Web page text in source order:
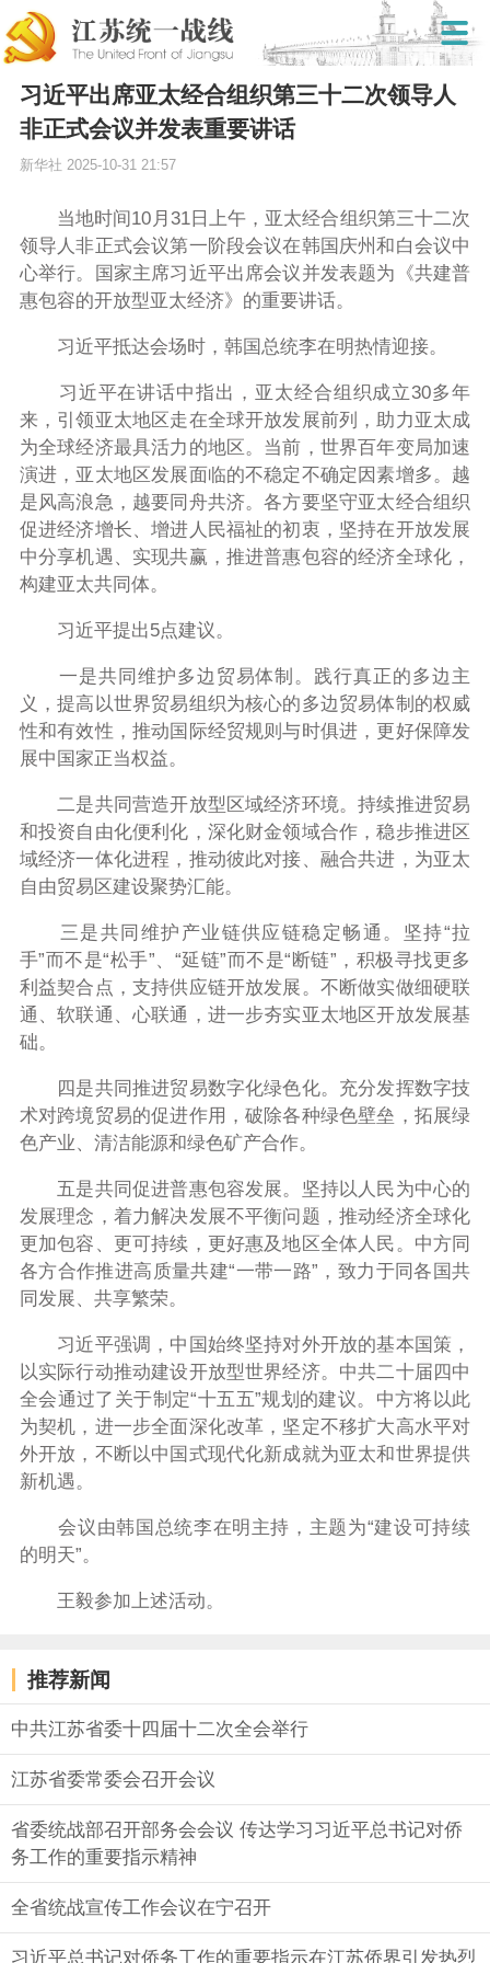
习近平出席亚太经合组织第三十二次领导人
非正式会议并发表重要讲话
新华社 2025-10-31 21:57
当地时间10月31日上午，亚太经合组织第三十二次
领导人非正式会议第一阶段会议在韩国庆州和白会议中
心举行。国家主席习近平出席会议并发表题为《共建普
惠包容的开放型亚太经济》的重要讲话。
习近平抵达会场时，韩国总统李在明热情迎接。
习近平在讲话中指出，亚太经合组织成立30多年
来，引领亚太地区走在全球开放发展前列，助力亚太成
为全球经济最具活力的地区。当前，世界百年变局加速
演进，亚太地区发展面临的不稳定不确定因素增多。越
是风高浪急，越要同舟共济。各方要坚守亚太经合组织
促进经济增长、增进人民福祉的初衷，坚持在开放发展
中分享机遇、实现共赢，推进普惠包容的经济全球化，
构建亚太共同体。
习近平提出5点建议。
一是共同维护多边贸易体制。践行真正的多边主
义，提高以世界贸易组织为核心的多边贸易体制的权威
性和有效性，推动国际经贸规则与时俱进，更好保障发
展中国家正当权益。
二是共同营造开放型区域经济环境。持续推进贸易
和投资自由化便利化，深化财金领域合作，稳步推进区
域经济一体化进程，推动彼此对接、融合共进，为亚太
自由贸易区建设聚势汇能。
三是共同维护产业链供应链稳定畅通。坚持“拉
手”而不是“松手”、“延链”而不是“断链”，积极寻找更多
利益契合点，支持供应链开放发展。不断做实做细硬联
通、软联通、心联通，进一步夯实亚太地区开放发展基
础。
四是共同推进贸易数字化绿色化。充分发挥数字技
术对跨境贸易的促进作用，破除各种绿色壁垒，拓展绿
色产业、清洁能源和绿色矿产合作。
五是共同促进普惠包容发展。坚持以人民为中心的
发展理念，着力解决发展不平衡问题，推动经济全球化
更加包容、更可持续，更好惠及地区全体人民。中方同
各方合作推进高质量共建“一带一路”，致力于同各国共
同发展、共享繁荣。
习近平强调，中国始终坚持对外开放的基本国策，
以实际行动推动建设开放型世界经济。中共二十届四中
全会通过了关于制定“十五五”规划的建议。中方将以此
为契机，进一步全面深化改革，坚定不移扩大高水平对
外开放，不断以中国式现代化新成就为亚太和世界提供
新机遇。
会议由韩国总统李在明主持，主题为“建设可持续
的明天”。
王毅参加上述活动。
推荐新闻
中共江苏省委十四届十二次全会举行
江苏省委常委会召开会议
省委统战部召开部务会会议 传达学习习近平总书记对侨
务工作的重要指示精神
全省统战宣传工作会议在宁召开
习近平总书记对侨务工作的重要指示在江苏侨界引发热烈